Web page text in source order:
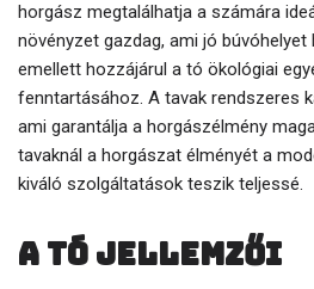
horgász megtalálhatja a számára
növényzet gazdag, ami jó búvóhelyet
emellett hozzájárul a tó ökológiai
fenntartásához. A tavak rendszeres
ami garantálja a horgászélmény
tavaknál a horgászat élményét a
kiváló szolgáltatások teszik teljessé.
A tó jellemzői